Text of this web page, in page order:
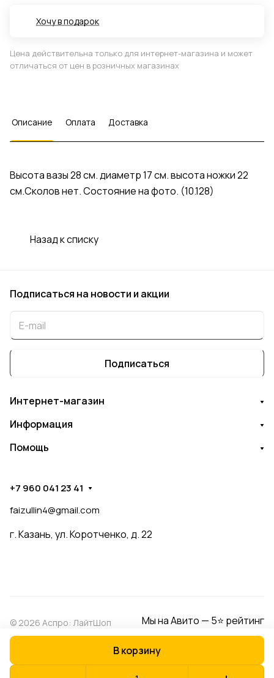
В корзину
Хочу в подарок
Цена действительна только для интернет-магазина и может
отличаться от цен в розничных магазинах
Описание Оплата Доставка
Высота вазы 28 см. диаметр 17 см. высота ножки 22
см.Сколов нет. Состояние на фото. (10.128)
Назад к списку
Подписаться на новости и акции
Подписаться
Интернет-магазин
Информация
Помощь
+7 960 041 23 41
faizullin4@gmail.com
г. Казань, ул. Коротченко, д. 22
© 2026 Аспро: ЛайтШоп Мы на Авито — 5⭐ рейтинг
Оферта
Разработано в